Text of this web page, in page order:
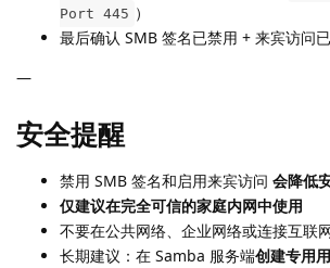
Port 445 ）
最后确认 SMB 签名已禁用 + 来宾访问
—
安全提醒
禁用 SMB 签名和启用来宾访问 会降低
仅建议在完全可信的家庭内网中使用
不要在公共网络、企业网络或连接互联
长期建议：在 Samba 服务端创建专用